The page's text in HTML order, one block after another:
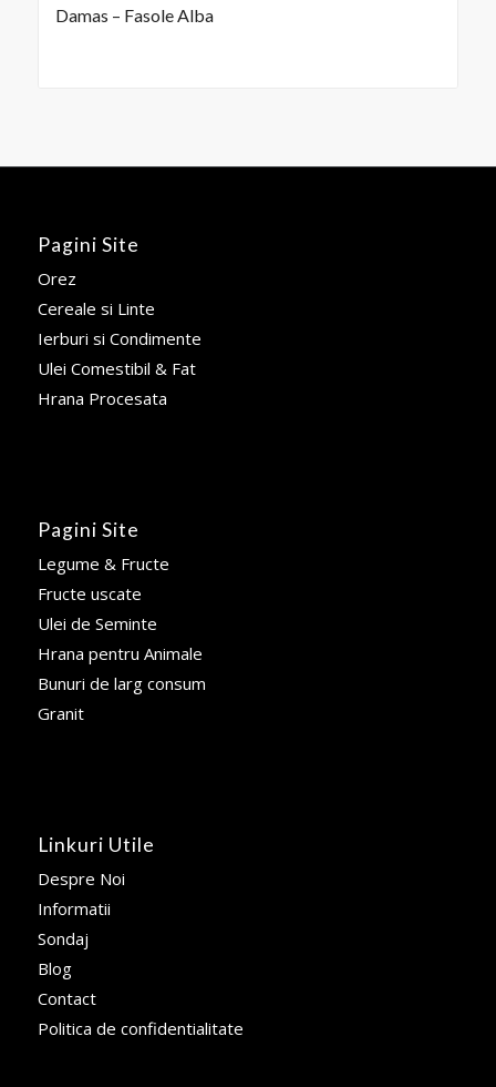
Damas – Fasole Alba
Pagini Site
Orez
Cereale si Linte
Ierburi si Condimente
Ulei Comestibil & Fat
Hrana Procesata
Pagini Site
Legume & Fructe
Fructe uscate
Ulei de Seminte
Hrana pentru Animale
Bunuri de larg consum
Granit
Linkuri Utile
Despre Noi
Informatii
Sondaj
Blog
Contact
Politica de confidentialitate